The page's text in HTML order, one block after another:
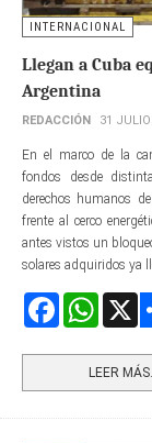
INTERNACIONAL
Llegan a Cuba
Argentina
REDACCIÓN 31
En el marco de la
fondos desde
derechos humanos
frente al cerco
antes vistos un
solares adquiridos ya
Facebook
LEER